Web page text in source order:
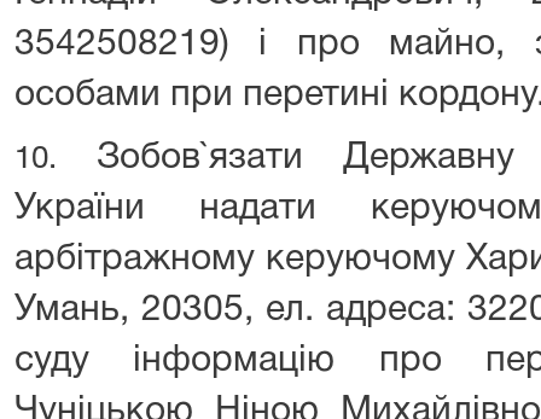
3542508219) і про майно,
особами при перетині
10. Зобов`язати
України надати
арбітражному керуючому
Умань, 20305, ел. адреса:
суду інформацію про
Чуніцькою Ніною